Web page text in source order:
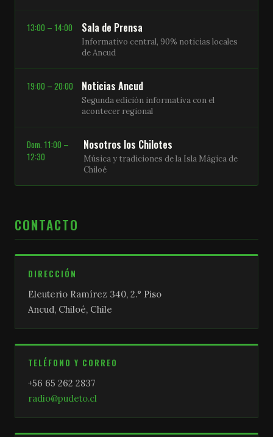
13:00 – 14:00 Sala de Prensa
Informativo central, 90% noticias locales
de Ancud
19:00 – 20:00 Noticias Ancud
Segunda edición informativa con el
acontecer regional
Dom. 11:00 –
12:30
Nosotros los Chilotes
Música y tradiciones de la Isla Mágica de
Chiloé
CONTACTO
DIRECCIÓN
Eleuterio Ramírez 340, 2.° Piso
Ancud, Chiloé, Chile
TELÉFONO Y CORREO
+56 65 262 2837
radio@pudeto.cl